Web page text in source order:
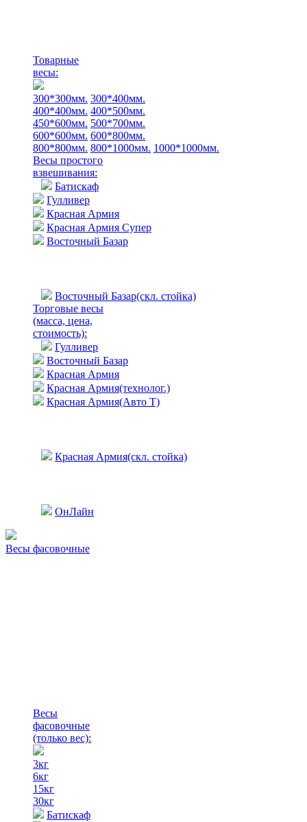
Товарные
весы:
300*300мм. 300*400мм.
400*400мм. 400*500мм.
450*600мм. 500*700мм.
600*600мм. 600*800мм.
800*800мм. 800*1000мм. 1000*1000мм.
Весы простого
взвешивания:
Батискаф
Гулливер
Красная Армия
Красная Армия Супер
Восточный Базар
Восточный Базар(скл. стойка)
Торговые весы
(масса, цена,
стоимость):
Гулливер
Восточный Базар
Красная Армия
Красная Армия(технолог.)
Красная Армия(Авто Т)
Красная Армия(скл. стойка)
ОнЛайн
Весы фасовочные
Весы
фасовочные
(только вес):
3кг
6кг
15кг
30кг
Батискаф